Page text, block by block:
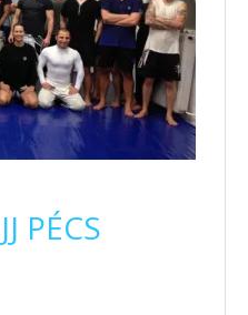
PÉCS